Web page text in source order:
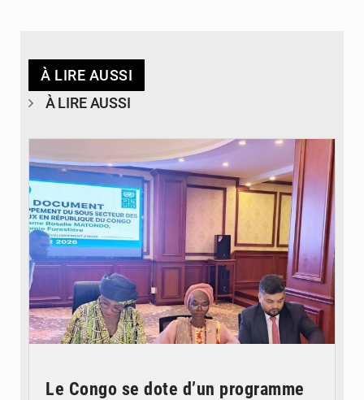
À LIRE AUSSI
À LIRE AUSSI
Le Congo se dote d’un programme